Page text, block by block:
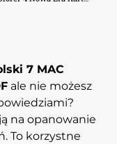
7 MAC
ale nie możesz
na opanowanie
To korzystne